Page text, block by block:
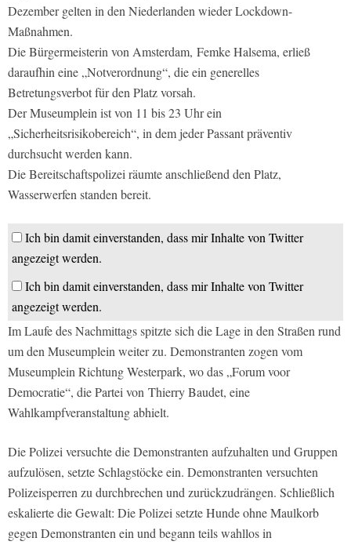
Dezember gelten in den Niederlanden wieder Lockdown-
Maßnahmen.
Die Bürgermeisterin von Amsterdam, Femke Halsema, erließ
daraufhin eine „Notverordnung“, die ein generelles
Betretungsverbot für den Platz vorsah.
Der Museumplein ist von 11 bis 23 Uhr ein
„Sicherheitsrisikobereich“, in dem jeder Passant präventiv
durchsucht werden kann.
Die Bereitschaftspolizei räumte anschließend den Platz,
Wasserwerfen standen bereit.
Ich bin damit einverstanden, dass mir Inhalte von Twitter
angezeigt werden.
Ich bin damit einverstanden, dass mir Inhalte von Twitter
angezeigt werden.
Im Laufe des Nachmittags spitzte sich die Lage in den Straßen rund
um den Museumplein weiter zu. Demonstranten zogen vom
Museumplein Richtung Westerpark, wo das „Forum voor
Democratie“, die Partei von Thierry Baudet, eine
Wahlkampfveranstaltung abhielt.
Die Polizei versuchte die Demonstranten aufzuhalten und Gruppen
aufzulösen, setzte Schlagstöcke ein. Demonstranten versuchten
Polizeisperren zu durchbrechen und zurückzudrängen. Schließlich
eskalierte die Gewalt: Die Polizei setzte Hunde ohne Maulkorb
gegen Demonstranten ein und begann teils wahllos in